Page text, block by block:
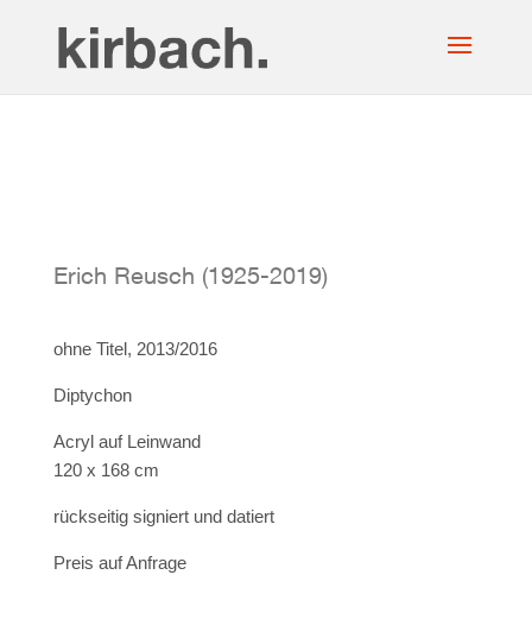
Erich Reusch (1925-2019)
ohne Titel, 2013/2016
Diptychon
Acryl auf Leinwand
120 x 168 cm
rückseitig signiert und datiert
Preis auf Anfrage